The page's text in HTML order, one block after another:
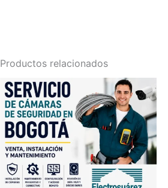
Productos relacionados